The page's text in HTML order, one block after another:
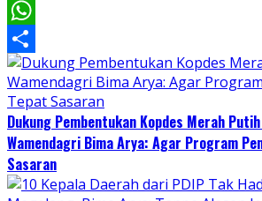
Facebook
WhatsApp
Share
Dukung Pembentukan Kopdes Merah
Wamendagri Bima Arya: Agar Program
Sasaran